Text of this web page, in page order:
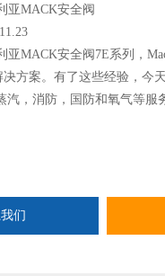
亚MACK安全阀
亚MACK安全阀7E系列，
方案。有了这些经验，今
汽，消防，国防和氧气等服
们